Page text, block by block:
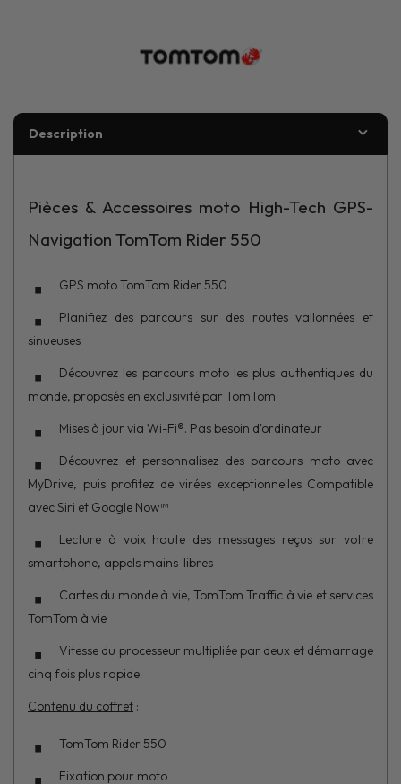
Description
Pièces & Accessoires moto High-Tech GPS-
Navigation TomTom Rider 550
GPS moto TomTom Rider 550
Planifiez des parcours sur des routes vallonnées et
sinueuses
Découvrez les parcours moto les plus authentiques du
monde, proposés en exclusivité par TomTom
Mises à jour via Wi-Fi®. Pas besoin d'ordinateur
Découvrez et personnalisez des parcours moto avec
MyDrive, puis profitez de virées exceptionnelles Compatible
avec Siri et Google Now™
Lecture à voix haute des messages reçus sur votre
smartphone, appels mains-libres
Cartes du monde à vie, TomTom Traffic à vie et services
TomTom à vie
Vitesse du processeur multipliée par deux et démarrage
cinq fois plus rapide
Contenu du coffret :
TomTom Rider 550
Fixation pour moto